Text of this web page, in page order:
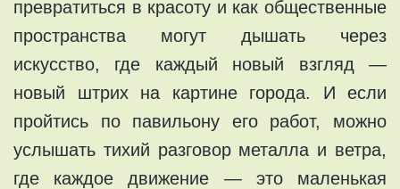
превратиться в красоту и как общественные
пространства могут дышать через
искусство, где каждый новый взгляд —
новый штрих на картине города. И если
пройтись по павильону его работ, можно
услышать тихий разговор металла и ветра,
где каждое движение — это маленькая